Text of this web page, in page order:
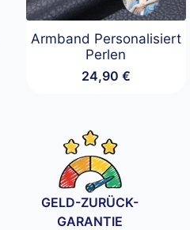
Armband Personalisiert
Perlen
24,90 €
GELD-ZURÜCK-
GARANTIE